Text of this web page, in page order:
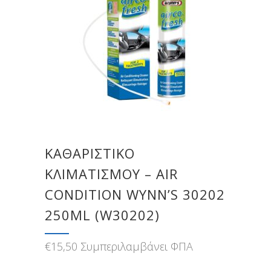
ΚΑΘΑΡΙΣΤΙΚΌ
ΚΛΙΜΑΤΙΣΜΟΎ – AIR
CONDITION WYNN’S 30202
250ML (W30202)
€15,50 Συμπεριλαμβάνει ΦΠΑ